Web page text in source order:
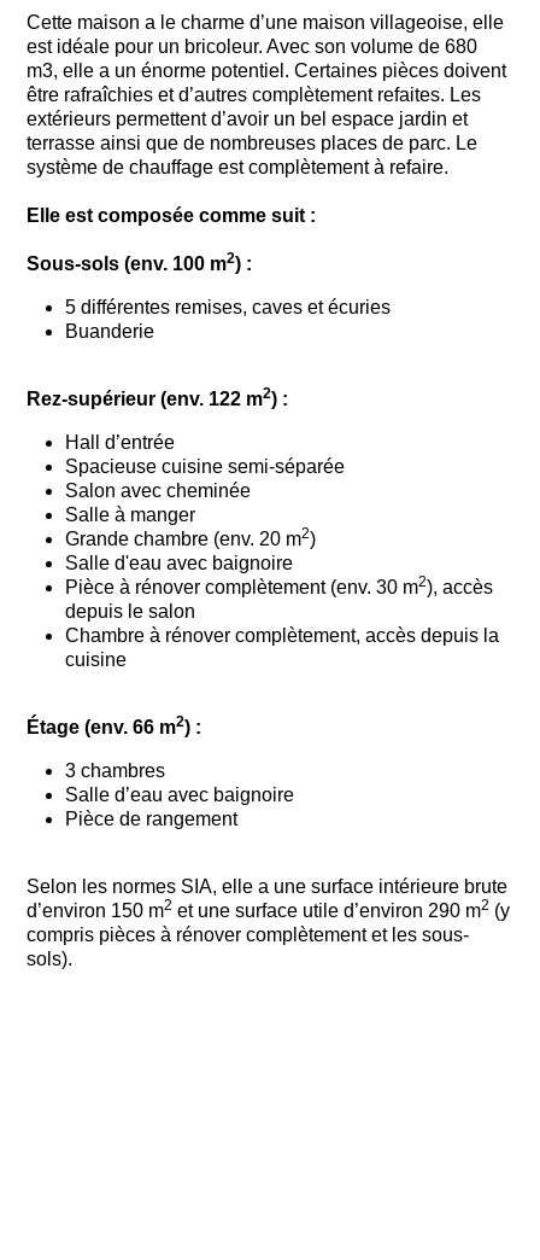
Cette maison a le charme d’une maison villageoise, elle
est idéale pour un bricoleur. Avec son volume de 680
m3, elle a un énorme potentiel. Certaines pièces doivent
être rafraîchies et d’autres complètement refaites. Les
extérieurs permettent d’avoir un bel espace jardin et
terrasse ainsi que de nombreuses places de parc. Le
système de chauffage est complètement à refaire.
Elle est composée comme suit :
Sous-sols (env. 100 m2) :
5 différentes remises, caves et écuries
Buanderie
Rez-supérieur (env. 122 m2) :
Hall d’entrée
Spacieuse cuisine semi-séparée
Salon avec cheminée
Salle à manger
Grande chambre (env. 20 m2)
Salle d'eau avec baignoire
Pièce à rénover complètement (env. 30 m2), accès
depuis le salon
Chambre à rénover complètement, accès depuis la
cuisine
Étage (env. 66 m2) :
3 chambres
Salle d’eau avec baignoire
Pièce de rangement
Selon les normes SIA, elle a une surface intérieure brute
d’environ 150 m2 et une surface utile d’environ 290 m2 (y
compris pièces à rénover complètement et les sous-
sols).